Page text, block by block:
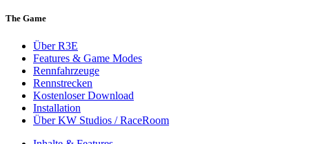
The Game
Über R3E
Features & Game Modes
Rennfahrzeuge
Rennstrecken
Kostenloser Download
Installation
Über KW Studios / RaceRoom